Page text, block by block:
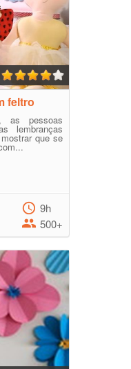
feltro
as pessoas
lembranças
que se
9h
500+